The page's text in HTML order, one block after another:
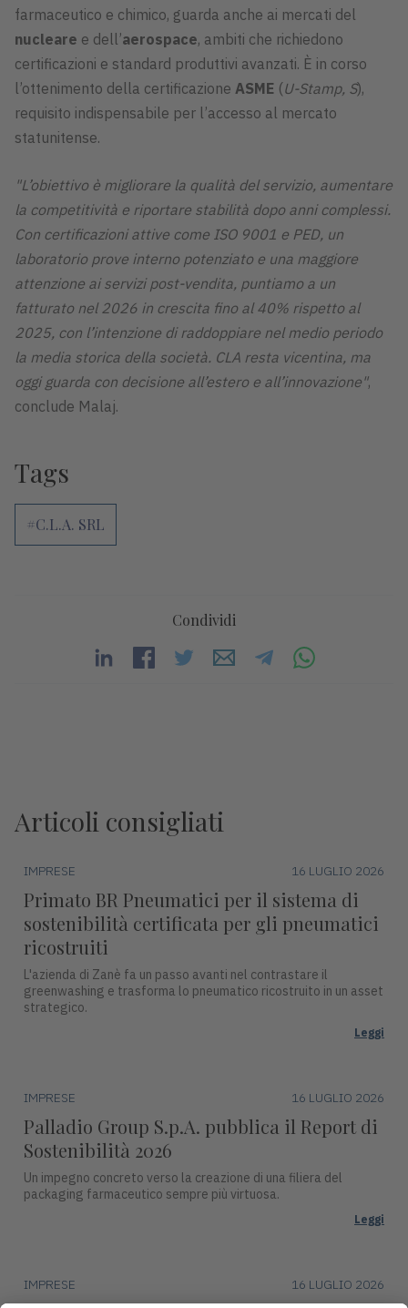
farmaceutico e chimico, guarda anche ai mercati del
nucleare e dell’aerospace, ambiti che richiedono
certificazioni e standard produttivi avanzati. È in corso
l’ottenimento della certificazione ASME (U-Stamp, S),
requisito indispensabile per l’accesso al mercato
statunitense.
"L’obiettivo è migliorare la qualità del servizio, aumentare
la competitività e riportare stabilità dopo anni complessi.
Con certificazioni attive come ISO 9001 e PED, un
laboratorio prove interno potenziato e una maggiore
attenzione ai servizi post-vendita, puntiamo a un
fatturato nel 2026 in crescita fino al 40% rispetto al
2025, con l’intenzione di raddoppiare nel medio periodo
la media storica della società. CLA resta vicentina, ma
oggi guarda con decisione all’estero e all’innovazione",
conclude Malaj.
Tags
#C.L.A. SRL
Condividi
Articoli consigliati
IMPRESE 16 LUGLIO 2026
Primato BR Pneumatici per il sistema di
sostenibilità certificata per gli pneumatici
ricostruiti
L'azienda di Zanè fa un passo avanti nel contrastare il
greenwashing e trasforma lo pneumatico ricostruito in un asset
strategico.
Leggi
IMPRESE 16 LUGLIO 2026
Palladio Group S.p.A. pubblica il Report di
Sostenibilità 2026
Un impegno concreto verso la creazione di una filiera del
packaging farmaceutico sempre più virtuosa.
Leggi
IMPRESE 16 LUGLIO 2026